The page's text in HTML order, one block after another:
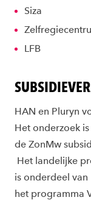
Siza
LFB
HAN en Pluryn
Het onderzoek is
de ZonMw
Het landelijke
is onderdeel van
het programma